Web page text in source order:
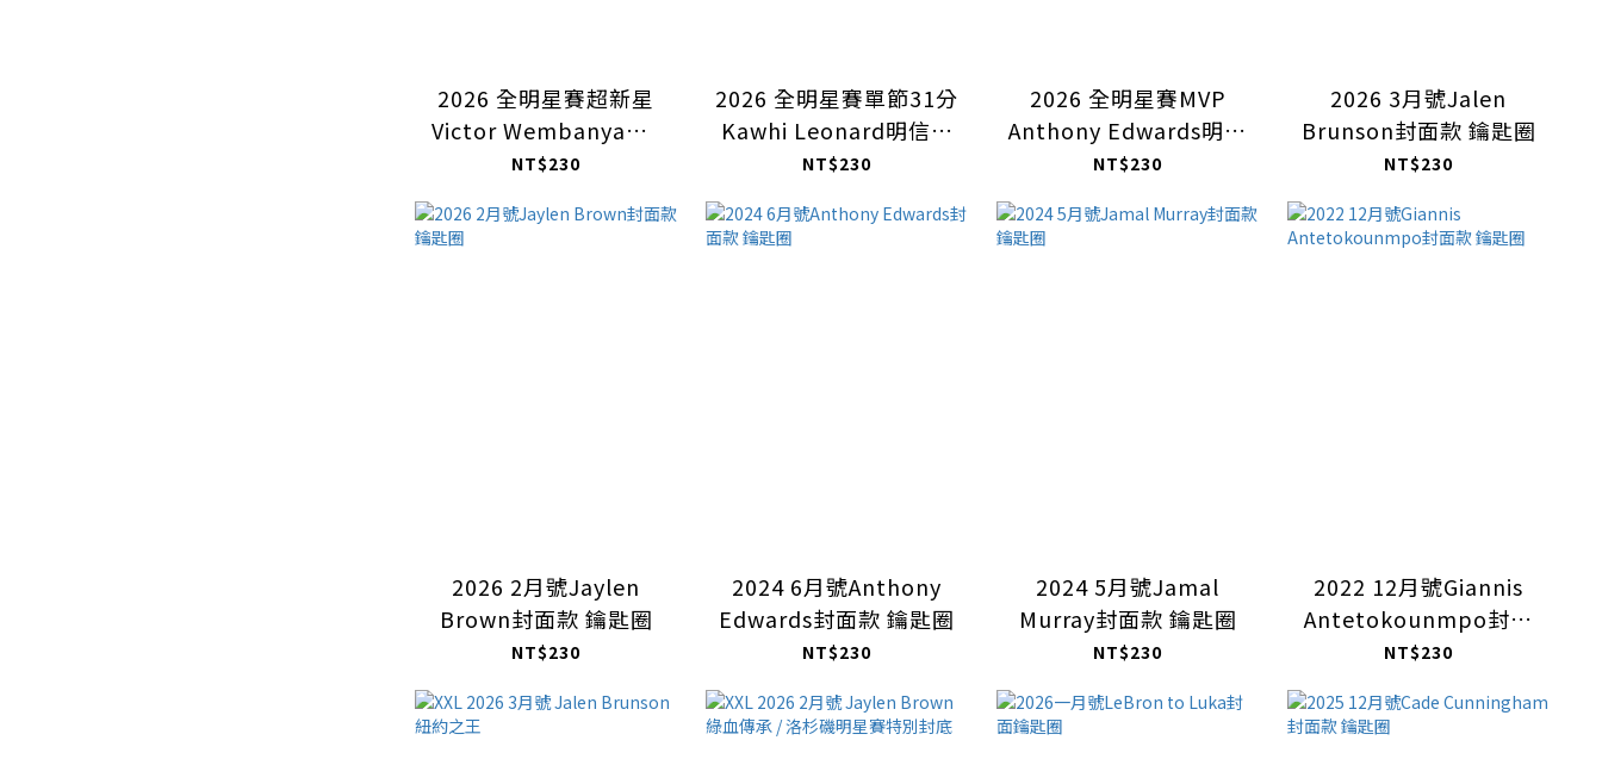
2026 全明星賽超新星
Victor Wembanyama
明信片款 鑰匙圈
NT$230
2026 全明星賽單節31分
Kawhi Leonard明信片
款 鑰匙圈
NT$230
2026 全明星賽MVP
Anthony Edwards明信
片款 鑰匙圈
NT$230
2026 3月號Jalen
Brunson封面款 鑰匙圈
NT$230
2026 2月號Jaylen
Brown封面款 鑰匙圈
NT$230
2024 6月號Anthony
Edwards封面款 鑰匙圈
NT$230
2024 5月號Jamal
Murray封面款 鑰匙圈
NT$230
2022 12月號Giannis
Antetokounmpo封面
款 鑰匙圈
NT$230